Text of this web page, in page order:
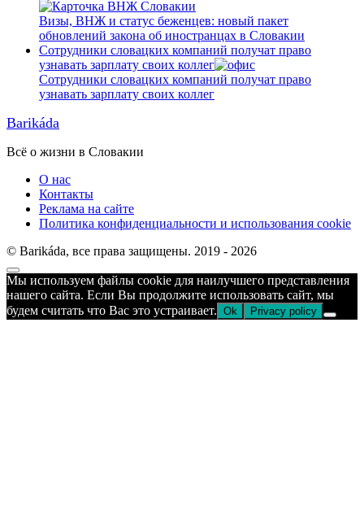
Визы, ВНЖ и статус беженцев: новый пакет
обновлений закона об иностранцах в Словакии
Сотрудники словацких компаний получат право
узнавать зарплату своих коллег
Сотрудники словацких компаний получат право
узнавать зарплату своих коллег
Barikáda
Всё о жизни в Словакии
О нас
Контакты
Реклама на сайте
Политика конфиденциальности и использования cookie
© Barikáda, все права защищены. 2019 - 2026
Прокрутка
к
верху
Мы используем файлы cookie для наилучшего представления
нашего сайта. Если Вы продолжите использовать сайт, мы
будем считать что Вас это устраивает. Ok Privacy policy